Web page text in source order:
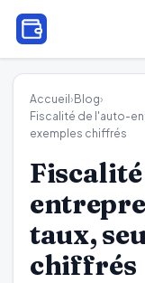
Accueil › Blog›
Fiscalité de l'auto-
exemples chiffrés
taux,
chiffrés